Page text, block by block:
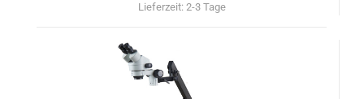
Lieferzeit: 2-3 Tage